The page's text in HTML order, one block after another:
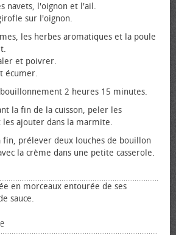
navets, l'oignon et l'ail.
sur l'oignon.
les herbes aromatiques et la poule
et poivrer.
écumer.
2 heures 15 minutes.
la fin de la cuisson, peler les
ajouter dans la marmite.
fin, prélever deux louches de bouillon
la crème dans une petite casserole.
en morceaux entourée de ses
sauce.